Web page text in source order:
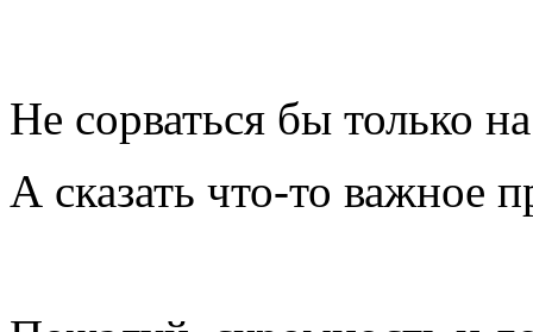
Не сорваться бы только
А сказать что-то важное